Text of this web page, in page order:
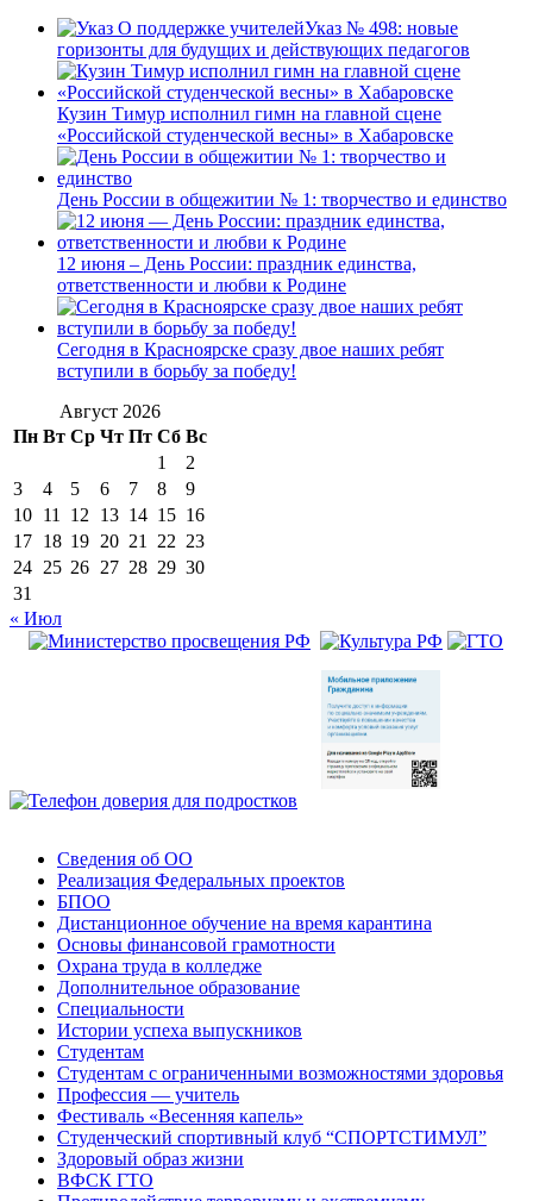
Указ № 498: новые
горизонты для будущих и действующих педагогов
Кузин Тимур исполнил гимн на главной сцене
«Российской студенческой весны» в Хабаровске
День России в общежитии № 1: творчество и единство
12 июня – День России: праздник единства,
ответственности и любви к Родине
Сегодня в Красноярске сразу двое наших ребят
вступили в борьбу за победу!
Август 2026
Пн Вт Ср Чт Пт Сб Вс
1
2
3
4 5 6 7 8
9
10 11 12 13 14 15 16
17 18 19 20 21 22 23
24 25 26 27 28 29 30
31
« Июл
Сведения об ОО
Реализация Федеральных проектов
БПОО
Дистанционное обучение на время карантина
Основы финансовой грамотности
Охрана труда в колледже
Дополнительное образование
Специальности
Истории успеха выпускников
Студентам
Студентам с ограниченными возможностями здоровья
Профессия — учитель
Фестиваль «Весенняя капель»
Студенческий спортивный клуб “СПОРТСТИМУЛ”
Здоровый образ жизни
ВФСК ГТО